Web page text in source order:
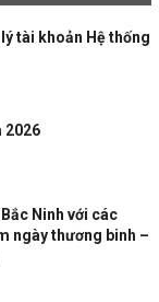
tài khoản Hệ thống
2026
Ninh với các
ngày thương binh –